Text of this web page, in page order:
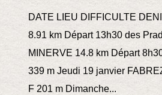
DATE LIEU DIFFICULTE
8.91 km Départ 13h30 des
MINERVE 14.8 km Départ
339 m Jeudi 19 janvier
F 201 m Dimanche...